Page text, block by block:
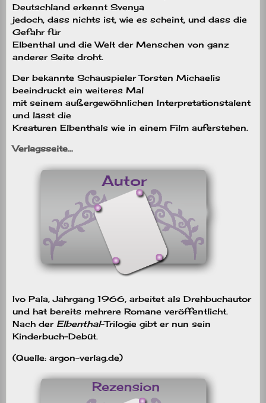
Deutschland erkennt Svenya
jedoch, dass nichts ist, wie es scheint, und dass die
Gefahr für
Elbenthal und die Welt der Menschen von ganz
anderer Seite droht.
Der bekannte Schauspieler Torsten Michaelis
beeindruckt ein weiteres Mal
mit seinem außergewöhnlichen Interpretationstalent
und lässt die
Kreaturen Elbenthals wie in einem Film auferstehen.
Verlagsseite…
Ivo Pala, Jahrgang 1966, arbeitet als Drehbuchautor
und hat bereits mehrere Romane veröffentlicht.
Nach der Elbenthal-Trilogie gibt er nun sein
Kinderbuch-Debüt.
(Quelle: argon-verlag.de)